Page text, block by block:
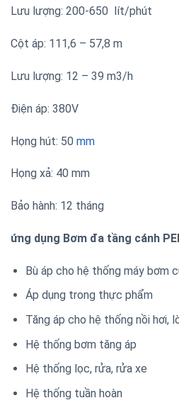
Lưu lượng: 200-650 lít/phút
Cột áp: 111,6 – 57,8 m
Lưu lượng: 12 – 39 m3/h
Điện áp: 380V
Họng hút: 50 mm
Họng xả: 40 mm
Bảo hành: 12 tháng
ứng dụng Bơm đa tầng cánh
Bù áp cho hệ thống máy bơm
Áp dụng trong thực phẩm
Tăng áp cho hệ thống nồi hơi,
Hệ thống bơm tăng áp
Hệ thống lọc, rửa, rửa xe
Hệ thống tuần hoàn